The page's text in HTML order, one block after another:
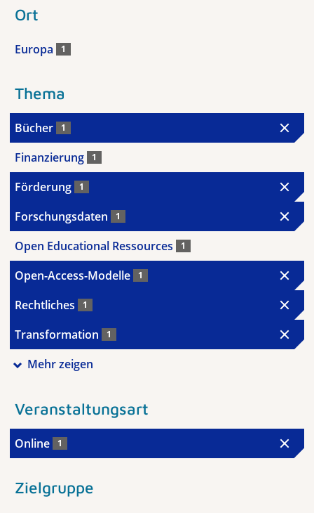
Ort
Europa 1
Thema
Bücher 1
Finanzierung 1
Förderung 1
Forschungsdaten 1
Open Educational Ressources 1
Open-Access-Modelle 1
Rechtliches 1
Transformation 1
Mehr zeigen
Veranstaltungsart
Online 1
Zielgruppe